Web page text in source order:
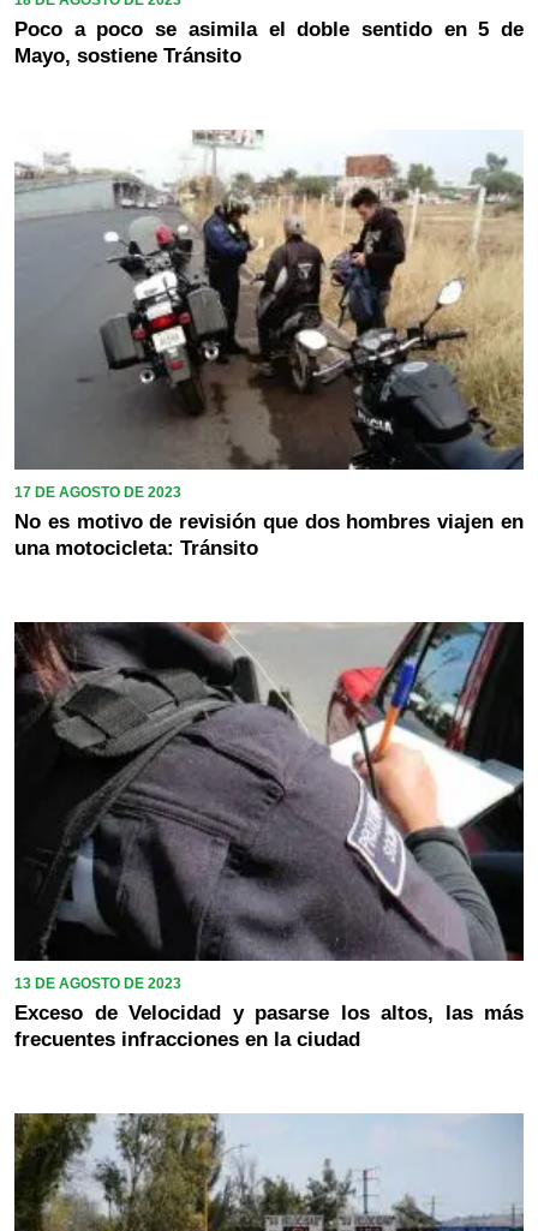
Poco a poco se asimila el doble sentido en 5 de
Mayo, sostiene Tránsito
17 DE AGOSTO DE 2023
No es motivo de revisión que dos hombres viajen en
una motocicleta: Tránsito
13 DE AGOSTO DE 2023
Exceso de Velocidad y pasarse los altos, las más
frecuentes infracciones en la ciudad